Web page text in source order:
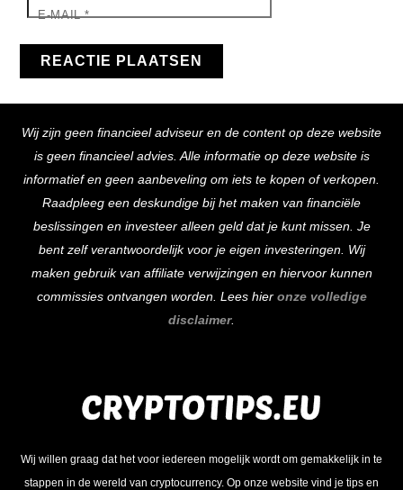
E-MAIL*
To
Top
Wij zijn geen financieel adviseur en de content op deze website
is geen financieel advies. Alle informatie op deze website is
informatief en geen aanbeveling om iets te kopen of verkopen.
Raadpleeg een deskundige bij het maken van financiële
beslissingen en investeer alleen geld dat je kunt missen. Je
bent zelf verantwoordelijk voor je eigen investeringen. Wij
maken gebruik van affiliate verwijzingen en hiervoor kunnen
commissies ontvangen worden. Lees hier onze volledige
disclaimer.
Wij willen graag dat het voor iedereen mogelijk wordt om gemakkelijk in te
stappen in de wereld van cryptocurrency. Op onze website vind je tips en